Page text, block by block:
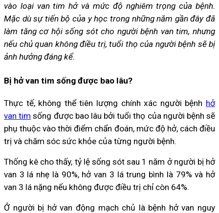
vào loại van tim hở và mức độ nghiêm trọng của bệnh.
Mặc dù sự tiến bộ của y học trong những năm gần đây đã
làm tăng cơ hội sống sót cho người bệnh van tim, nhưng
nếu chủ quan không điều trị, tuổi thọ của người bệnh sẽ bị
ảnh hưởng đáng kể.
Bị hở van tim sống được bao lâu?
Thực tế, không thể tiên lượng chính xác người bệnh hở
van tim sống được bao lâu bởi tuổi thọ của người bệnh sẽ
phụ thuộc vào thời điểm chẩn đoán, mức độ hở, cách điều
trị và chăm sóc sức khỏe của từng người bệnh.
Thống kê cho thấy, tỷ lệ sống sót sau 1 năm ở người bị hở
van 3 lá nhẹ là 90%, hở van 3 lá trung bình là 79% và hở
van 3 lá nặng nếu không được điều trị chỉ còn 64%.
Ở người bị hở van động mạch chủ là bệnh hở van nguy